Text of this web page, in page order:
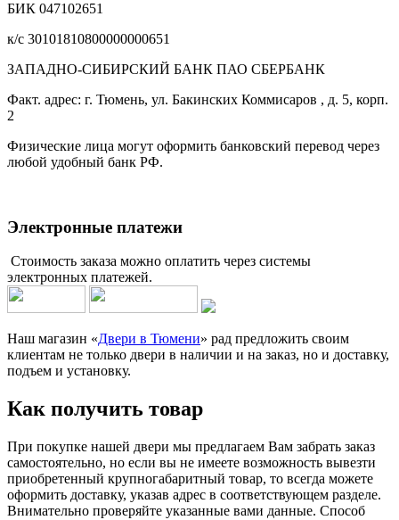
БИК 047102651
к/с 30101810800000000651
ЗАПАДНО-СИБИРСКИЙ БАНК ПАО СБЕРБАНК
Факт. адрес: г. Тюмень, ул. Бакинских Коммисаров , д. 5, корп.
2
Физические лица могут оформить банковский перевод через
любой удобный банк РФ.
Электронные платежи
Стоимость заказа можно оплатить через системы
электронных платежей.
Наш магазин «Двери в Тюмени» рад предложить своим
клиентам не только двери в наличии и на заказ, но и доставку,
подъем и установку.
Как получить товар
При покупке нашей двери мы предлагаем Вам забрать заказ
самостоятельно, но если вы не имеете возможность вывезти
приобретенный крупногабаритный товар, то всегда можете
оформить доставку, указав адрес в соответствующем разделе.
Внимательно проверяйте указанные вами данные. Способ